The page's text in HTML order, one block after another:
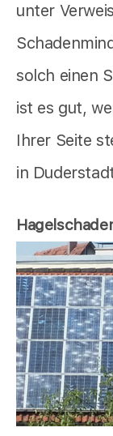
unter
solch einen
ist es gut,
Ihrer Seite
in